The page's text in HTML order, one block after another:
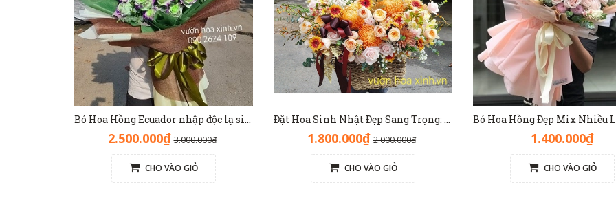
Bó Hoa Hồng Ecuador nhập độc lạ sinh nhật - HB1141
2.500.000₫ 3.000.000₫
CHO VÀO GIỎ
Đặt Hoa Sinh Nhật Đẹp Sang Trọng: Lẵng Hoa Màu Nâu(Nude) - GH1093
1.800.000₫ 2.000.000₫
CHO VÀO GIỎ
1.400.000₫
CHO VÀO GIỎ